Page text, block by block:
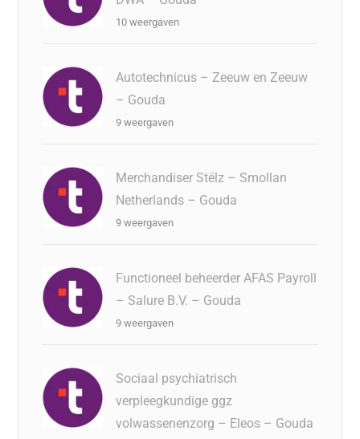
10 weergaven
Autotechnicus – Zeeuw en Zeeuw
– Gouda
9 weergaven
Merchandiser Stëlz – Smollan
Netherlands – Gouda
9 weergaven
Functioneel beheerder AFAS Payroll
– Salure B.V. – Gouda
9 weergaven
Sociaal psychiatrisch
verpleegkundige ggz
volwassenenzorg – Eleos – Gouda